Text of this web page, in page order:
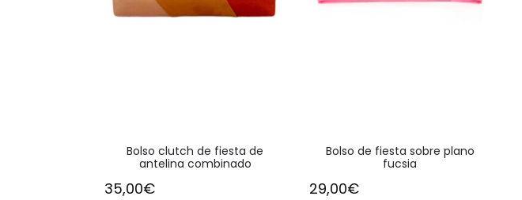
Bolso clutch de fiesta de
antelina combinado
35,00€
Bolso de fiesta sobre plano
fucsia
29,00€